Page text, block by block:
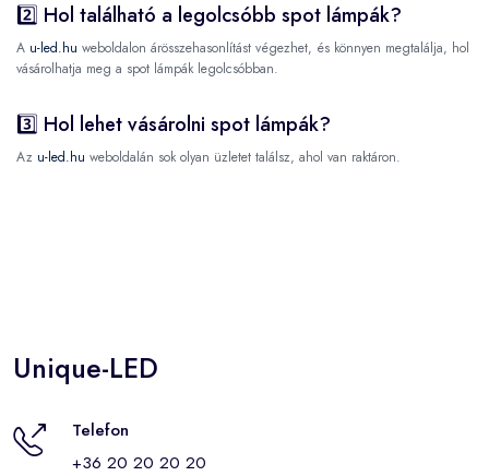
2️⃣ Hol található a legolcsóbb spot lámpák?
A u-led.hu weboldalon árösszehasonlítást végezhet, és könnyen megtalálja, hol
vásárolhatja meg a spot lámpák legolcsóbban.
3️⃣ Hol lehet vásárolni spot lámpák?
Az u-led.hu weboldalán sok olyan üzletet találsz, ahol van raktáron.
Unique-LED
Telefon
+36 20 20 20 20